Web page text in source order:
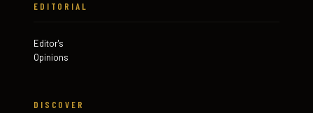
EDITORIAL
Editor's
Opinions
DISCOVER